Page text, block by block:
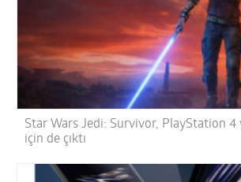
Star Wars Jedi: Survivor, PlayStation 4
için de çıktı